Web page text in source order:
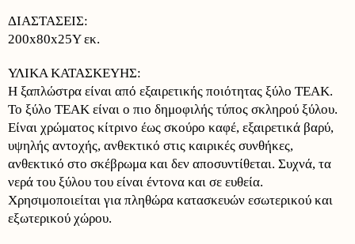
ΔΙΑΣΤΑΣΕΙΣ:
200x80x25Υ εκ.
ΥΛΙΚΑ ΚΑΤΑΣΚΕΥΗΣ:
Η ξαπλώστρα είναι από εξαιρετικής ποιότητας ξύλο ΤΕΑΚ.
Το ξύλο ΤΕΑΚ είναι ο πιο δημοφιλής τύπος σκληρού ξύλου.
Είναι χρώματος κίτρινο έως σκούρο καφέ, εξαιρετικά βαρύ,
υψηλής αντοχής, ανθεκτικό στις καιρικές συνθήκες,
ανθεκτικό στο σκέβρωμα και δεν αποσυντίθεται. Συχνά, τα
νερά του ξύλου του είναι έντονα και σε ευθεία.
Χρησιμοποιείται για πληθώρα κατασκευών εσωτερικού και
εξωτερικού χώρου.